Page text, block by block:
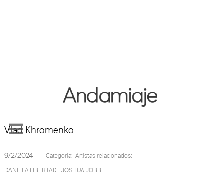
Participación de Daniela Libertad y Joshua Jobb
Vlad Khromenko
9/2/2024 Categoria: Artistas relacionados:
DANIELA LIBERTAD JOSHUA JOBB